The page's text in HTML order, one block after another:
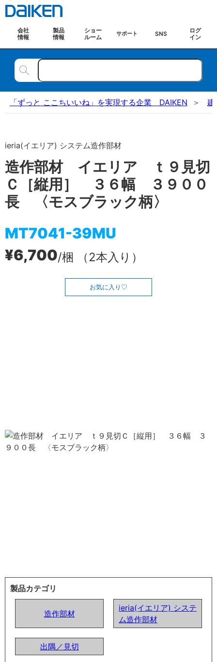
会社
情報
製品
情報
ショー
ルーム
サポート SNS
ログ
イン
「ずっと ここちいいね」を実現する企業 DAIKEN 建
ieria(イエリア) システム造作部材
造作部材 イエリア ｔ９見切
Ｃ［縦用］ ３６幅 ３９００
長 〈モスブラック柄〉
MT7041-39MU
¥6,700/梱 （2本入り）
お気に入り
製品カテゴリ
造作部材
ieria(イエリア) システ
ム造作部材
出隅／見切